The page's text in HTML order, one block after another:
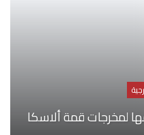
لمخرجات قمة ألاسكا